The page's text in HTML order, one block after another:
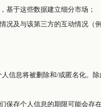
基于这些数据建立细分市场；
况及与该第三方的互动情况
信息将被删除和/或匿名化。
保存个人信息的期限可能会